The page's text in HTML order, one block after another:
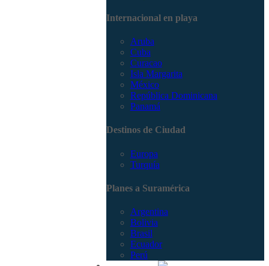
Internacional en playa
Aruba
Cuba
Curacao
Isla Margarita
México
República Dominicana
Panamá
Destinos de Ciudad
Europa
Turquía
Planes a Suramérica
Argentina
Bolivia
Brasil
Ecuador
Perú